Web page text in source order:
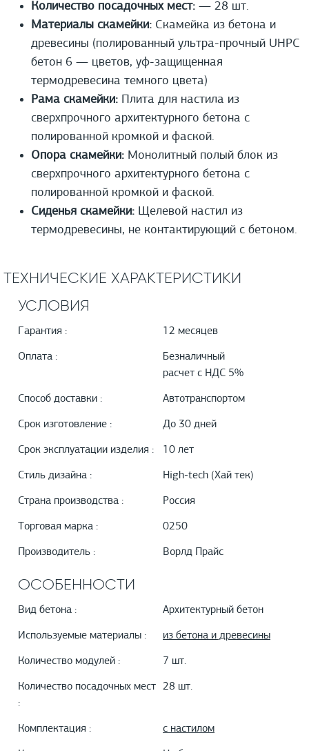
Количество посадочных мест: — 28 шт.
Материалы скамейки: Скамейка из бетона и
древесины (полированный ультра-прочный UHPС
бетон 6 — цветов, уф-защищенная
термодревесина темного цвета)
Рама скамейки: Плита для настила из
сверхпрочного архитектурного бетона с
полированной кромкой и фаской.
Опора скамейки: Монолитный полый блок из
сверхпрочного архитектурного бетона с
полированной кромкой и фаской.
Сиденья скамейки: Щелевой настил из
термодревесины, не контактирующий с бетоном.
ТЕХНИЧЕСКИЕ ХАРАКТЕРИСТИКИ
УСЛОВИЯ
Гарантия : 12 месяцев
Оплата :
Безналичный
расчет с НДС 5%
Способ доставки : Автотранспортом
Срок изготовление : До 30 дней
Срок эксплуатации изделия : 10 лет
Стиль дизайна : High-tech (Хай тек)
Страна производства : Россия
Торговая марка : 0250
Производитель : Ворлд Прайс
ОСОБЕННОСТИ
Вид бетона : Архитектурный бетон
Используемые материалы : из бетона и древесины
Количество модулей : 7 шт.
Количество посадочных мест
:
28 шт.
Комплектация : с настилом